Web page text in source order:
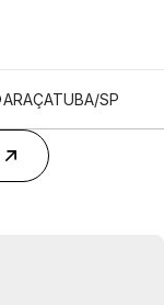
ARAÇATUBA/SP